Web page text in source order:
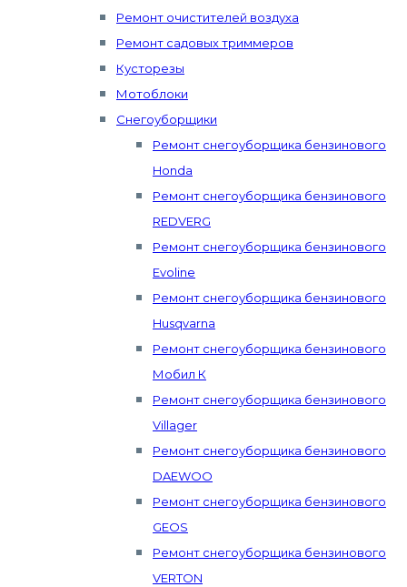
Ремонт очистителей воздуха
Ремонт садовых триммеров
Кусторезы
Мотоблоки
Снегоуборщики
Ремонт снегоуборщика бензинового
Honda
Ремонт снегоуборщика бензинового
REDVERG
Ремонт снегоуборщика бензинового
Evoline
Ремонт снегоуборщика бензинового
Husqvarna
Ремонт снегоуборщика бензинового
Мобил К
Ремонт снегоуборщика бензинового
Villager
Ремонт снегоуборщика бензинового
DAEWOO
Ремонт снегоуборщика бензинового
GEOS
Ремонт снегоуборщика бензинового
VERTON